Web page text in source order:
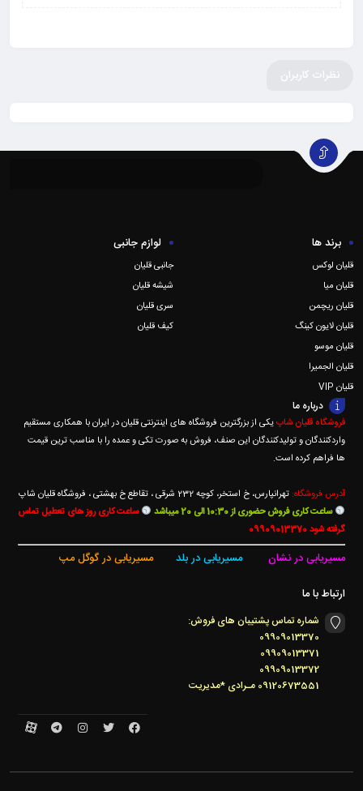
نظرات کاربران
برند ها
قلیان لوکس
قلیان میا
قلیان ریچمن
قلیان لایون کینگ
قلیان موسو
قلیان الجمیرا
قلیان VIP
لوازم جانبی
جانبی قلیان
شیشه قلیان
سری قلیان
کیف قلیان
درباره ما
فروشگاه قلیان شاپیکی از بزرگترین فروشگاه های اینترنتی قلیان در ایران با همکاری مستقیم
واردکنندگان و تولیدکنندگان این صنف، فروش به صورت تکی و عمده را با مناسب ترین قیمت
ها فراهم کرده است.
آدرس فروشگاه: تهرانپارس، خ استخر، کوچه 232 شرقی ، تقاطع خ بهشتی ، فروشگاه قلیان شاپ
ساعت کاری فروش حضوری از 10:30 الی 20 میباشد
ساعت کاری روز های تعطیل تماس
گرفته شود 09909013370
مسیریابی در نشان مسیریابی در بلد
مسیریابی در گوگل مپ
ارتباط با ما
شماره تماس پشتیبان های فروش:
09909013370
09909013371
09909013372
09120673551 مـرادی *مدیریت